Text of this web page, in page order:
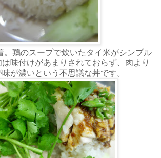
。鶏のスープで炊いたタイ米がシンプル
味付けがあまりされておらず、肉より
が濃いという不思議な丼です。